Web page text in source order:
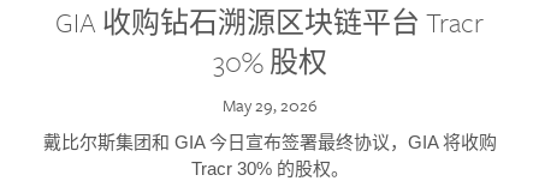
GIA 收购钻石溯源区块链平台 Tracr
30% 股权
May 29, 2026
戴比尔斯集团和 GIA 今日宣布签署最终协议，GIA 将收购
Tracr 30% 的股权。